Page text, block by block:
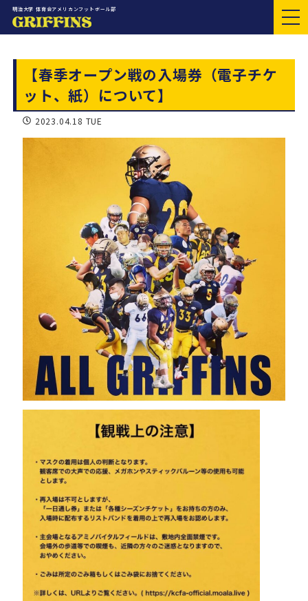
明治大学 体育会アメリカンフットボール部
【春季オープン戦の入場券（電子チケ
ット、紙）について】
2023.04.18 TUE